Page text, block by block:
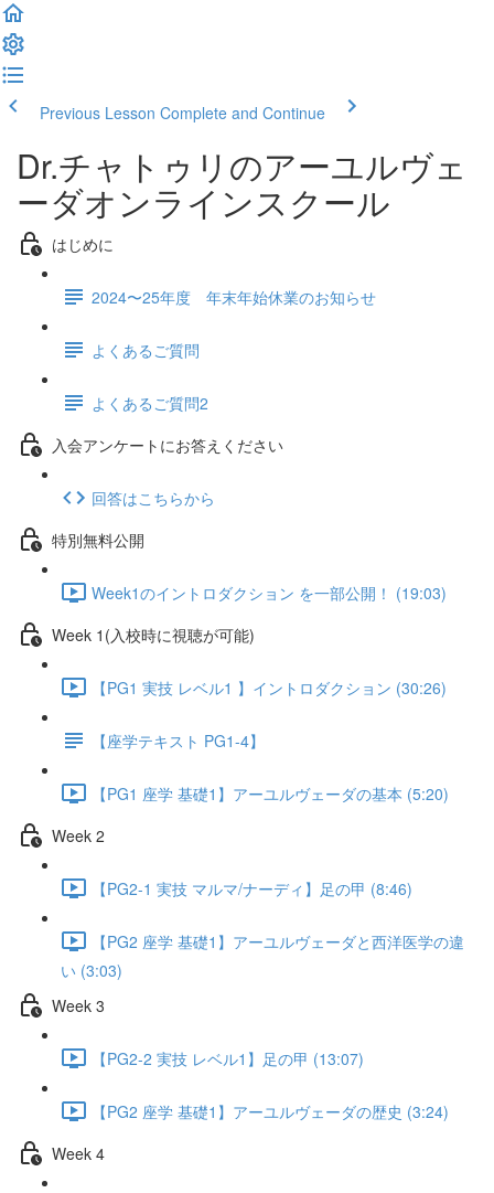
Previous Lesson Complete and Continue
Dr.チャトゥリのアーユルヴェ
ーダオンラインスクール
はじめに
2024〜25年度 年末年始休業のお知らせ
よくあるご質問
よくあるご質問2
入会アンケートにお答えください
回答はこちらから
特別無料公開
Week1のイントロダクション を一部公開！ (19:03)
Week 1(入校時に視聴が可能)
【PG1 実技 レベル1 】イントロダクション (30:26)
【座学テキスト PG1-4】
【PG1 座学 基礎1】アーユルヴェーダの基本 (5:20)
Week 2
【PG2-1 実技 マルマ/ナーディ】足の甲 (8:46)
【PG2 座学 基礎1】アーユルヴェーダと西洋医学の違
い (3:03)
Week 3
【PG2-2 実技 レベル1】足の甲 (13:07)
【PG2 座学 基礎1】アーユルヴェーダの歴史 (3:24)
Week 4